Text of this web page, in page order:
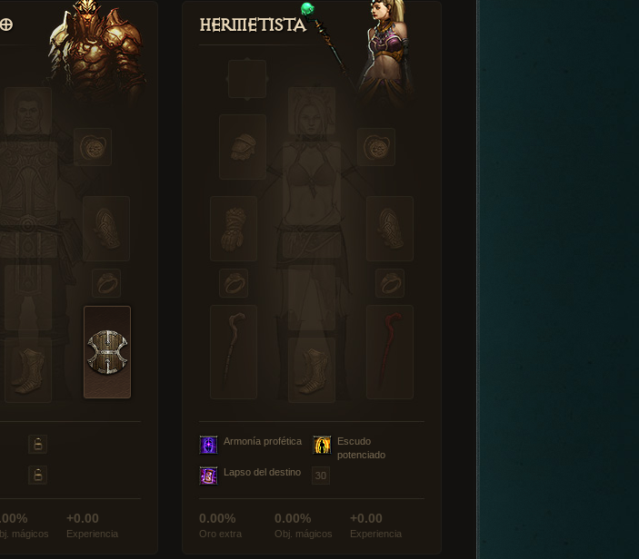
mágicos
+0.00
Experiencia
Hermetista
Armonía profética
Escudo
potenciado
Lapso del destino
0.00%
Oro extra
0.00%
Obj. mágicos
+0.00
Experiencia